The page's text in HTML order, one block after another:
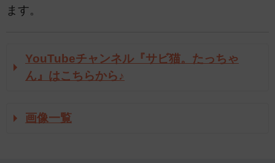
ます。
YouTubeチャンネル『サビ猫。たっちゃ
ん』はこちらから♪
画像一覧